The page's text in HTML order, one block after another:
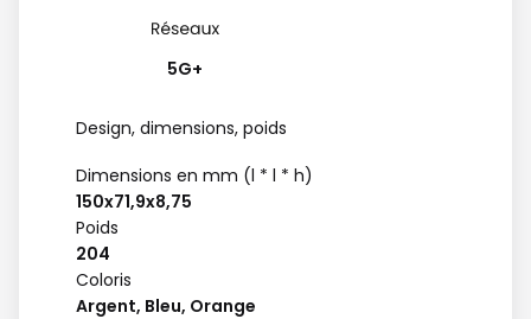
5G+
Design, dimensions, poids
Dimensions en mm (l * l * h)
150x71,9x8,75
Poids
204
Coloris
Argent, Bleu, Orange